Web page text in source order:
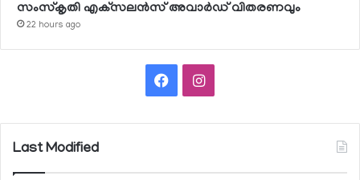
സംസ്‌കൃതി എക്‌സലന്‍സ് അവാര്‍ഡ് വിതരണവും
22 hours ago
FacebookInstagram
Last Modified